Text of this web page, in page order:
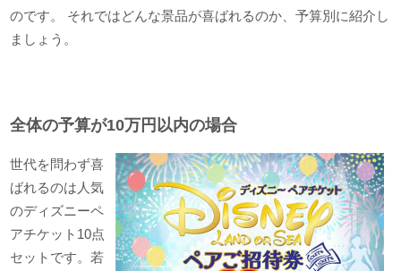
のです。 それではどんな景品が喜ばれるのか、予算別に紹介し
ましょう。
全体の予算が10万円以内の場合
世代を問わず喜
ばれるのは人気
のディズニーペ
アチケット10点
セットです。若